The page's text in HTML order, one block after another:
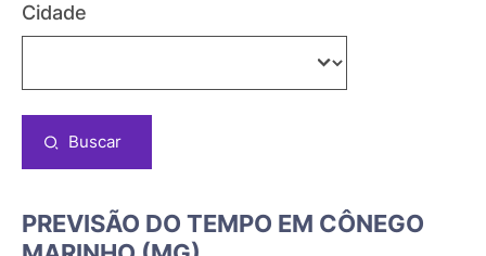
Cidade
Buscar
PREVISÃO DO TEMPO EM CÔNEGO